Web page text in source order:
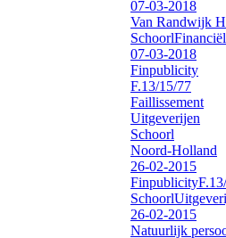
07-03-2018
Van Randwijk
Schoorl
07-03-2018
Finpublicity
F.13/15/77
Faillissement
Uitgeverijen
Schoorl
Noord-Holland
26-02-2015
Finpublicity
Schoorl
26-02-2015
Natuurlijk